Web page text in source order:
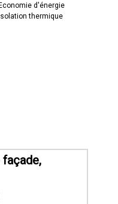
Economie d'énergie
Isolation thermique
façade,